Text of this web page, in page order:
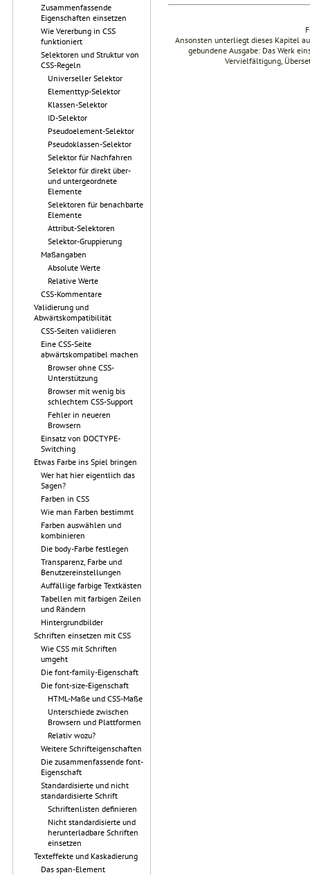
Zusammenfassende
Eigenschaften einsetzen
Wie Vererbung in CSS
funktioniert
Selektoren und Struktur von
CSS-Regeln
Universeller Selektor
Elementtyp-Selektor
Klassen-Selektor
ID-Selektor
Pseudoelement-Selektor
Pseudoklassen-Selektor
Selektor für Nachfahren
Selektor für direkt über-
und untergeordnete
Elemente
Selektoren für benachbarte
Elemente
Attribut-Selektoren
Selektor-Gruppierung
Maßangaben
Absolute Werte
Relative Werte
CSS-Kommentare
Validierung und
Abwärtskompatibilität
CSS-Seiten validieren
Eine CSS-Seite
abwärtskompatibel machen
Browser ohne CSS-
Unterstützung
Browser mit wenig bis
schlechtem CSS-Support
Fehler in neueren
Browsern
Einsatz von DOCTYPE-
Switching
Etwas Farbe ins Spiel bringen
Wer hat hier eigentlich das
Sagen?
Farben in CSS
Wie man Farben bestimmt
Farben auswählen und
kombinieren
Die body-Farbe festlegen
Transparenz, Farbe und
Benutzereinstellungen
Auffällige farbige Textkästen
Tabellen mit farbigen Zeilen
und Rändern
Hintergrundbilder
Schriften einsetzen mit CSS
Wie CSS mit Schriften
umgeht
Die font-family-Eigenschaft
Die font-size-Eigenschaft
HTML-Maße und CSS-Maße
Unterschiede zwischen
Browsern und Plattformen
Relativ wozu?
Weitere Schrifteigenschaften
Die zusammenfassende font-
Eigenschaft
Standardisierte und nicht
standardisierte Schrift
Schriftenlisten definieren
Nicht standardisierte und
herunterladbare Schriften
einsetzen
Texteffekte und Kaskadierung
Das span-Element
Ansonsten unterliegt dieses Kapitel
gebundene Ausgabe: Das Werk
Vervielfältigung,